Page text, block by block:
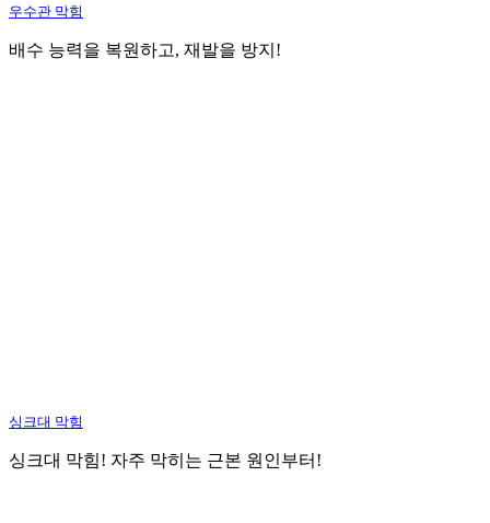
우수관 막힘
배수 능력을 복원하고, 재발을 방지!
싱크대 막힘
싱크대 막힘! 자주 막히는 근본 원인부터!